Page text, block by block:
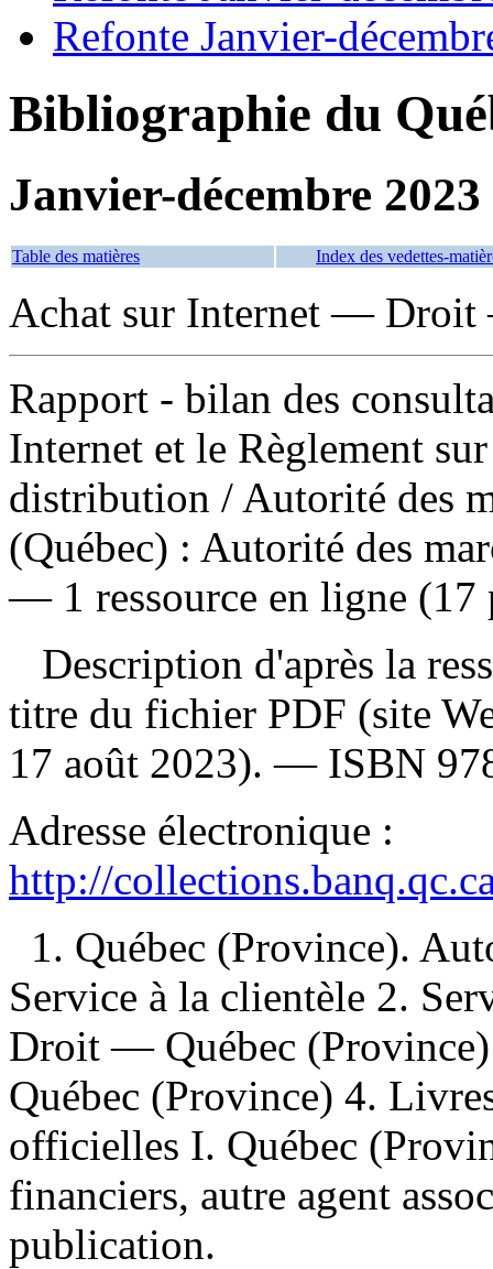
Refonte Janvier-
Bibliographie du
Janvier-décembre 2023
Table des matières Index des vedettes-
Achat sur Internet — Droit
Rapport - bilan des
Internet et le Règlement
distribution / Autorité des
(Québec) : Autorité des
— 1 ressource en ligne (17
Description d'après la
titre du fichier PDF (site
17 août 2023). — ISBN
Adresse électronique :
http://
1. Québec (Province).
Service à la clientèle 2.
Droit — Québec
Québec (Province) 4.
officielles I. Québec
financiers, autre agent
publication.